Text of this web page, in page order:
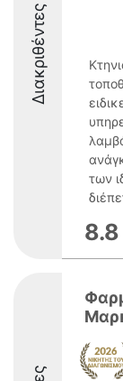
Διακριθέντες
των
8.8